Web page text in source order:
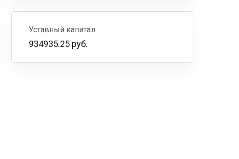
Уставный капитал
934935.25 руб.